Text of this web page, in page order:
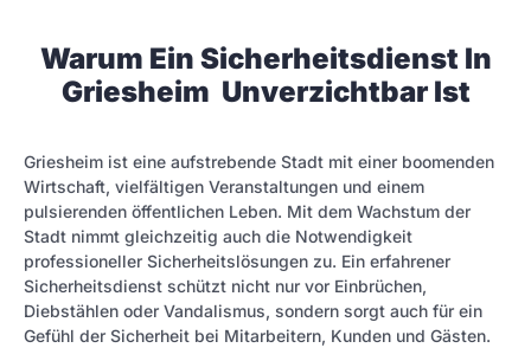
Warum Ein Sicherheitsdienst In
Griesheim Unverzichtbar Ist
Griesheim ist eine aufstrebende Stadt mit einer boomen­den
Wirtschaft, vielfältigen Veranstaltungen und einem
pulsierenden öffentlichen Leben. Mit dem Wachstum der
Stadt nimmt gleichzeitig auch die Notwendigkeit
professioneller Sicherheitslösungen zu. Ein erfahrener
Sicherheitsdienst schützt nicht nur vor Einbrüchen,
Diebstählen oder Vandalismus, sondern sorgt auch für ein
Gefühl der Sicherheit bei Mitarbeitern, Kunden und Gästen.